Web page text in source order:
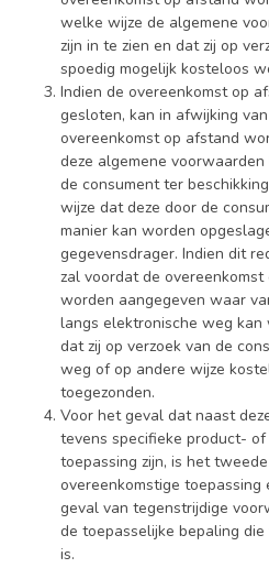
welke wijze de algemene
zijn in te zien en dat zij op
spoedig mogelijk kosteloos
Indien de overeenkomst op
gesloten, kan in afwijking
overeenkomst op afstand
deze algemene
de consument ter
wijze dat deze door de
manier kan worden
gegevensdrager. Indien dit
zal voordat de
worden aangegeven waar
langs elektronische weg kan
dat zij op verzoek van de
weg of op andere wijze
toegezonden.
Voor het geval dat naast
tevens specifieke product-
toepassing zijn, is het
overeenkomstige toepassing
geval van tegenstrijdige
de toepasselijke bepaling
is.